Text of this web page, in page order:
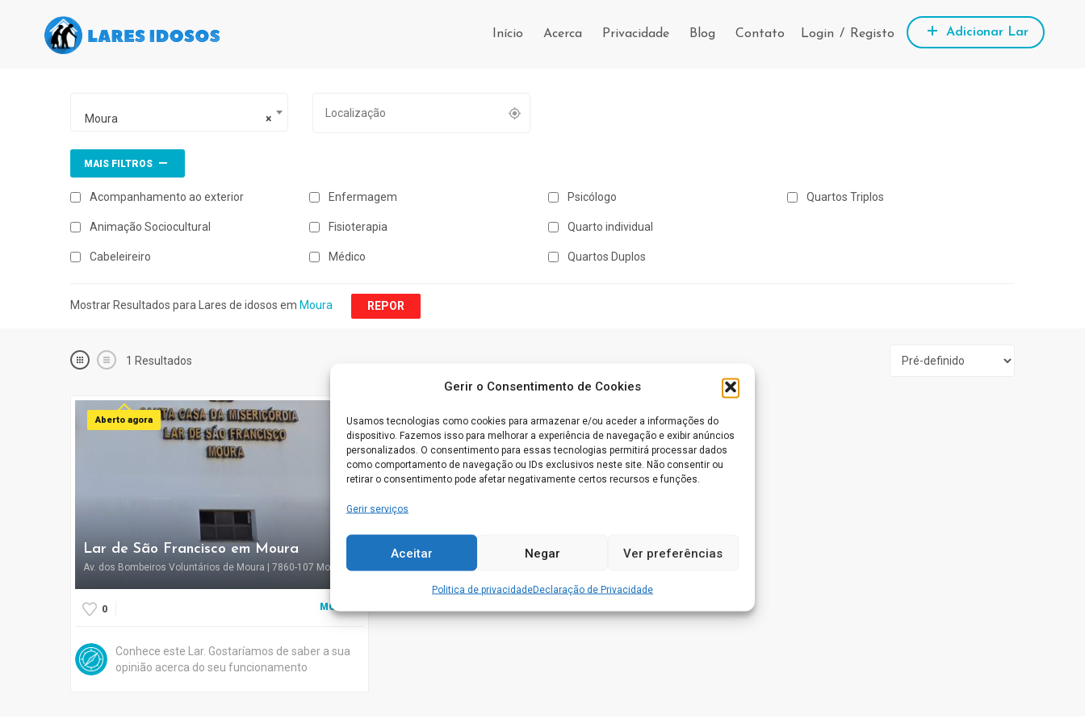
Gerir o Consentimento de Cookies
Usamos tecnologias como cookies para armazenar e/ou aceder a informações do
dispositivo. Fazemos isso para melhorar a experiência de navegação e exibir anúncios
personalizados. O consentimento para essas tecnologias permitirá processar dados
como comportamento de navegação ou IDs exclusivos neste site. Não consentir ou
retirar o consentimento pode afetar negativamente certos recursos e funções.
Gerir serviços
Aceitar Negar Ver preferências
Politica de privacidadeDeclaração de Privacidade
Início Acerca Privacidade Blog Contato Login / Registo Adicionar Lar
×
Moura
MAIS FILTROS
Acompanhamento ao exterior
Animação Sociocultural
Cabeleireiro
Enfermagem
Fisioterapia
Médico
Psicólogo
Quarto individual
Quartos Duplos
Quartos Triplos
Mostrar Resultados para Lares de idosos em Moura REPOR
1 Resultados
Aberto agora
Lar de São Francisco em Moura
Av. dos Bombeiros Voluntários de Moura | 7860-107 Moura
0 MOURA
Conhece este Lar. Gostaríamos de saber a sua
opinião acerca do seu funcionamento